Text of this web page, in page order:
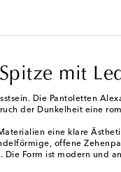
mit
Die Pantoletten
der Dunkelheit eine
eine klare
offene
Form ist modern und